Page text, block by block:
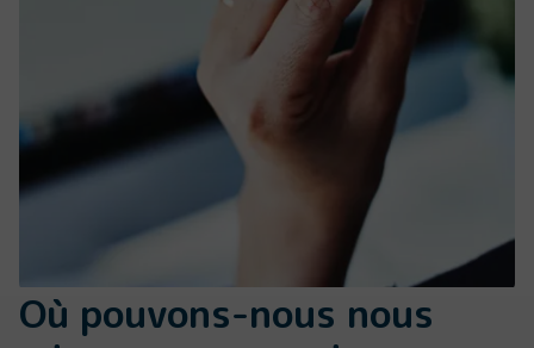
Où pouvons-nous nous